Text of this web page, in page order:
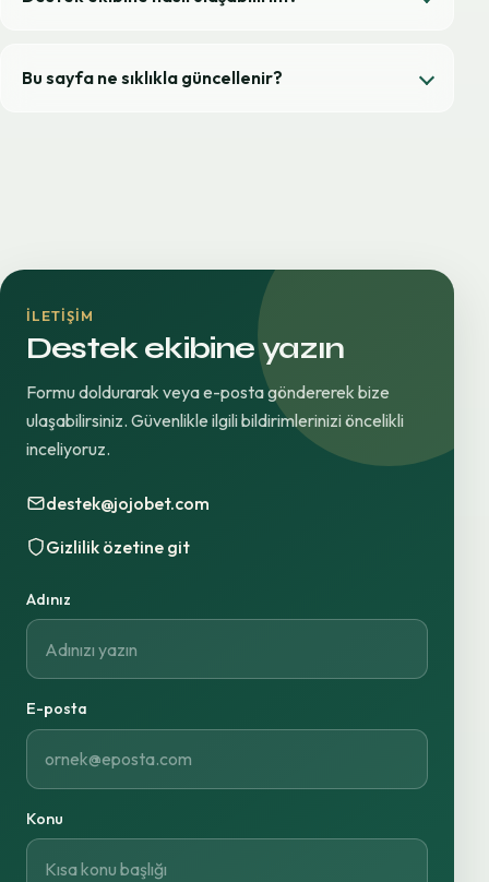
Bu sayfa ne sıklıkla güncellenir?
İLETIŞIM
Destek ekibine yazın
Formu doldurarak veya e-posta göndererek bize
ulaşabilirsiniz. Güvenlikle ilgili bildirimlerinizi öncelikli
inceliyoruz.
destek@jojobet.com
Gizlilik özetine git
Adınız
E-posta
Konu